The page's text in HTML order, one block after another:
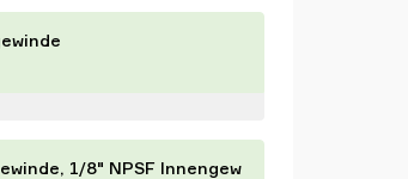
1/8" NPSF Innengew